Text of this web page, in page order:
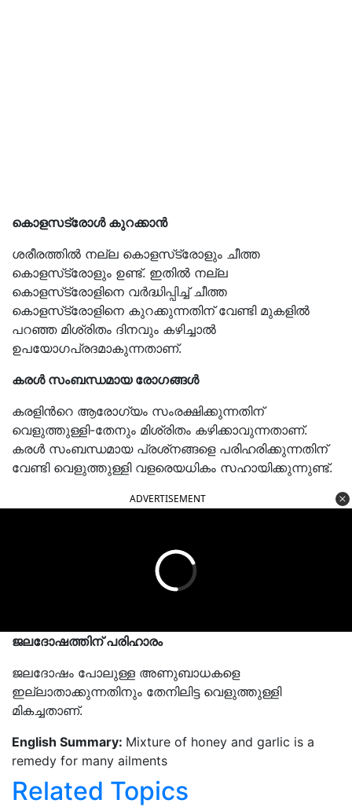
കൊളസട്രോള്‍ കുറക്കാന്‍
ശരീരത്തില്‍ നല്ല കൊളസ്‌ട്രോളും ചീത്ത
കൊളസ്‌ട്രോളും ഉണ്ട്. ഇതില്‍ നല്ല
കൊളസ്‌ട്രോളിനെ വര്‍ദ്ധിപ്പിച്ച് ചീത്ത
കൊളസ്‌ട്രോളിനെ കുറക്കുന്നതിന് വേണ്ടി മുകളില്‍
പറഞ്ഞ മിശ്രിതം ദിനവും കഴിച്ചാല്‍
ഉപയോഗപ്രദമാകുന്നതാണ്.
കരള്‍ സംബന്ധമായ രോഗങ്ങള്‍
കരളിൻറെ ആരോഗ്യം സംരക്ഷിക്കുന്നതിന്
വെളുത്തുള്ളി-തേനും മിശ്രിതം കഴിക്കാവുന്നതാണ്.
കരള്‍ സംബന്ധമായ പ്രശ്‌നങ്ങളെ പരിഹരിക്കുന്നതിന്
വേണ്ടി വെളുത്തുള്ളി വളരെയധികം സഹായിക്കുന്നുണ്ട്.
ADVERTISEMENT
ജലദോഷത്തിന് പരിഹാരം
ജലദോഷം പോലുള്ള അണുബാധകളെ
ഇല്ലാതാക്കുന്നതിനും തേനിലിട്ട വെളുത്തുള്ളി
മികച്ചതാണ്.
English Summary: Mixture of honey and garlic is a
remedy for many ailments
Related Topics